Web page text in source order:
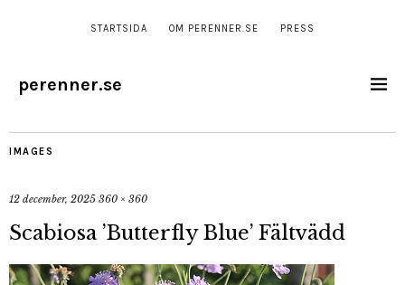
STARTSIDA OM PERENNER.SE PRESS
perenner.se
IMAGES
12 december, 2025 360 × 360
Scabiosa ’Butterfly Blue’ Fältvädd